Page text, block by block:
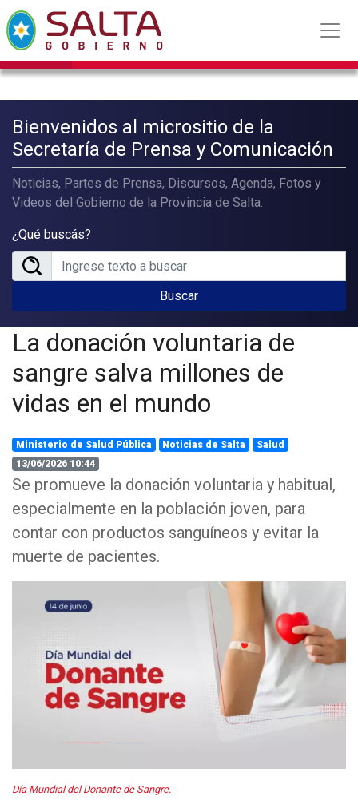
Bienvenidos al micrositio de la
Secretaría de Prensa y Comunicación
Noticias, Partes de Prensa, Discursos, Agenda, Fotos y
Videos del Gobierno de la Provincia de Salta.
¿Qué buscás?
Buscar
La donación voluntaria de
sangre salva millones de
vidas en el mundo
Ministerio de Salud Pública Noticias de Salta
Salud
13/06/2026 10:44
Se promueve la donación voluntaria y habitual,
especialmente en la población joven, para
contar con productos sanguíneos y evitar la
muerte de pacientes.
Día Mundial del Donante de Sangre.